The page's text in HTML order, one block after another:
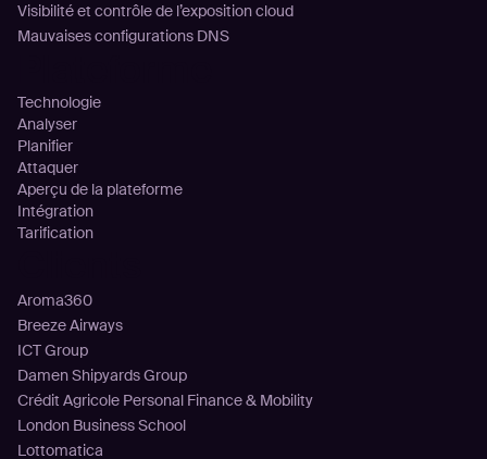
Visibilité et contrôle de l’exposition cloud
Mauvaises configurations DNS
Technologie
Analyser
Planifier
Attaquer
Aperçu de la plateforme
Intégration
Tarification
Aroma360
Breeze Airways
ICT Group
Damen Shipyards Group
Crédit Agricole Personal Finance & Mobility
London Business School
Lottomatica